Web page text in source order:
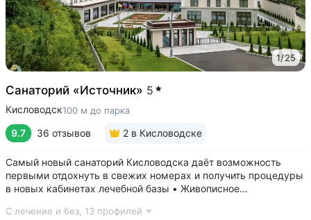
1/25
Санаторий «Источник» 5
Кисловодск100 м до парка
9.7 36 отзывов 2 в Кисловодске
Самый новый санаторий Кисловодска даёт возможность
первыми отдохнуть в свежих номерах и получить процедуры
в новых кабинетах лечебной базы • Живописное
галереей и Каскадной лестницей • Свой выход в Курортный
С лечение и без, 13 профилей